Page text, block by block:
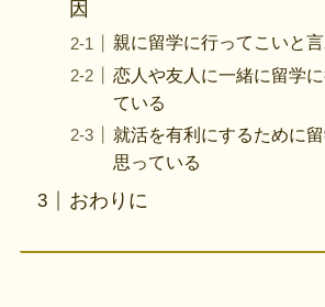
因
親に留学に行ってこいと
恋人や友人に一緒に留学
ている
就活を有利にするために
思っている
おわりに